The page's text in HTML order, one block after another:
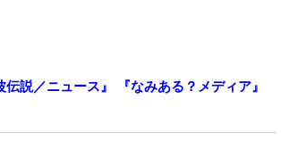
伝説／ニュース』
『なみある？メディア』